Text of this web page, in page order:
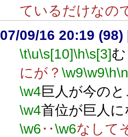
ているだけなの
07/09/16 20:19 (98)
\t\u\s[10]\h\s[3]
にが？ \w9\w9\h\n
\w4巨人が今の
\w4首位が巨人
\w6‥\w6なして